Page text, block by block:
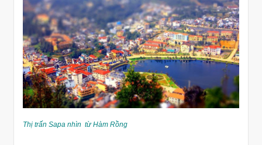
Thị trấn Sapa nhìn từ Hàm Rồng